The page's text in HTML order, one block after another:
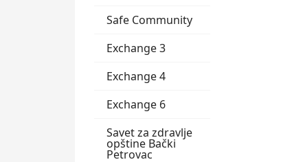
Safe Community
Exchange 3
Exchange 4
Exchange 6
Savet za zdravlje
opštine Bački
Petrovac